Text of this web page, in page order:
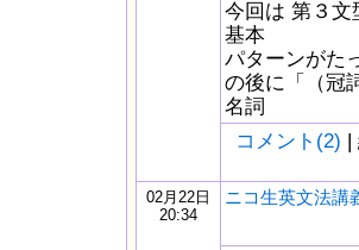
今回は 第３文
基本
パターンがた
の後に「（冠
名詞
コメント(2) |
02月22日
20:34
ニコ生英文法講